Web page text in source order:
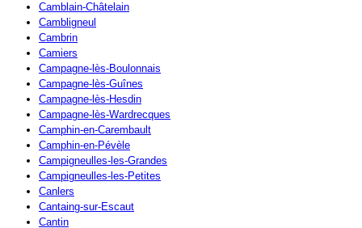
Camblain-Châtelain
Cambligneul
Cambrin
Camiers
Campagne-lès-Boulonnais
Campagne-lès-Guînes
Campagne-lès-Hesdin
Campagne-lès-Wardrecques
Camphin-en-Carembault
Camphin-en-Pévèle
Campigneulles-les-Grandes
Campigneulles-les-Petites
Canlers
Cantaing-sur-Escaut
Cantin